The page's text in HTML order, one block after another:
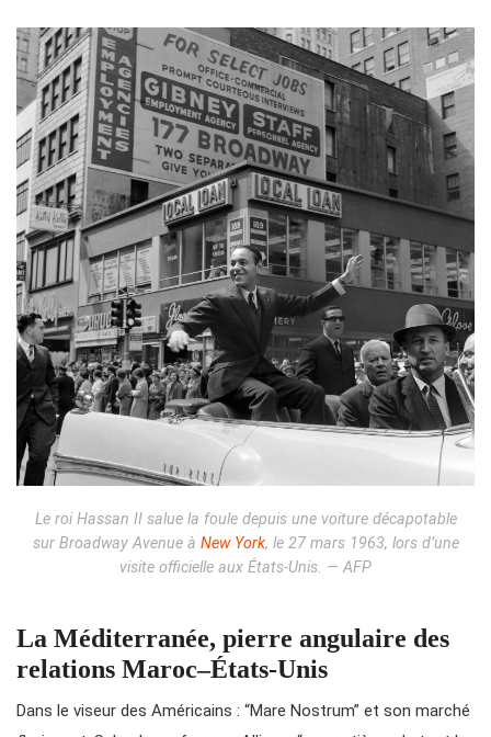
Le roi Hassan II salue la foule depuis une voiture décapotable
sur Broadway Avenue à New York, le 27 mars 1963, lors d’une
visite officielle aux États-Unis. — AFP
La Méditerranée, pierre angulaire des
relations Maroc–États-Unis
Dans le viseur des Américains : “Mare Nostrum” et son marché